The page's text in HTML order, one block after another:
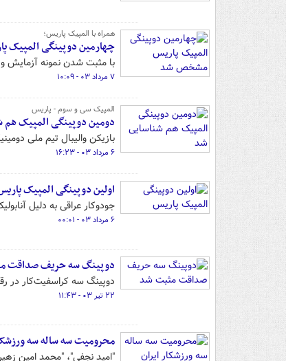
همراه با المپیک پاریس؛
چهارمین دوپینگی
با مثبت شدن نمونه آزمایش
۷ مرداد ۰۳ - ۱۰:۰۹
المپیک سی و سوم - پاریس
دومین دوپینگی المپیک هم
بازیکن والیبال تیم ملی
۶ مرداد ۰۳ - ۱۶:۲۳
اولین دوپینگی المپیک
جودوکار عراقی به دلیل
۶ مرداد ۰۳ - ۰۰:۰۱
دوپینگ سه حریف صداقت
دوپینگ سه کراسفیت‌کار در
۲۲ تیر ۰۳ - ۱۱:۴۳
محرومیت سه ساله سه
"امید نجفی"، "محمد امین زهیر" و